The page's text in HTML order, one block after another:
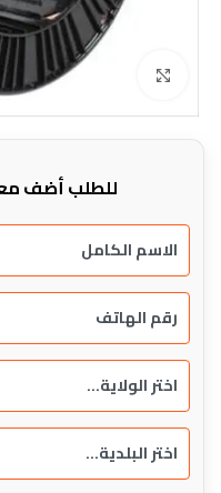
Click to enlarge
للطلب أضف